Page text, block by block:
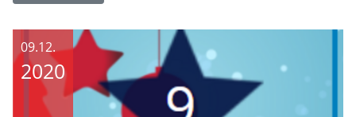
09.12.
2020